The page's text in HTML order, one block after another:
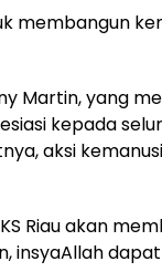
membangun
Martin, yang
kepada
aksi
Riau akan
insyaAllah